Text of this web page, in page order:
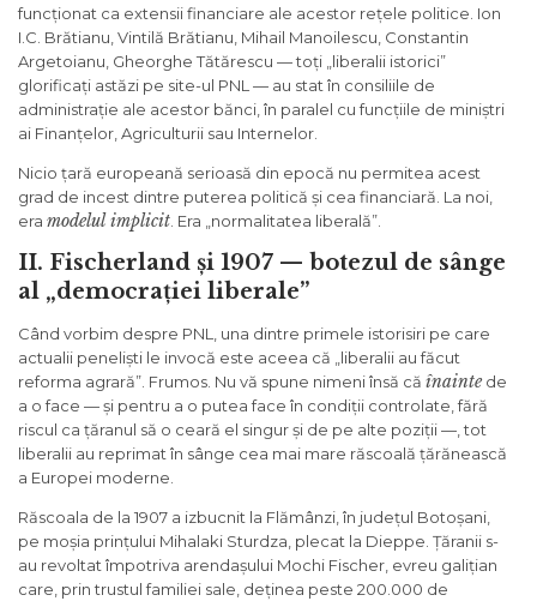
funcționat ca extensii financiare ale acestor rețele politice. Ion
I.C. Brătianu, Vintilă Brătianu, Mihail Manoilescu, Constantin
Argetoianu, Gheorghe Tătărescu — toți „liberalii istorici”
glorificați astăzi pe site-ul PNL — au stat în consiliile de
administrație ale acestor bănci, în paralel cu funcțiile de miniștri
ai Finanțelor, Agriculturii sau Internelor.
Nicio țară europeană serioasă din epocă nu permitea acest
grad de incest dintre puterea politică și cea financiară. La noi,
era modelul implicit . Era „normalitatea liberală”.
II. Fischerland și 1907 — botezul de sânge
al „democrației liberale”
Când vorbim despre PNL, una dintre primele istorisiri pe care
actualii peneliști le invocă este aceea că „liberalii au făcut
reforma agrară”. Frumos. Nu vă spune nimeni însă că înaintede
a o face — și pentru a o putea face în condiții controlate, fără
riscul ca țăranul să o ceară el singur și de pe alte poziții —, tot
liberalii au reprimat în sânge cea mai mare răscoală țărănească
a Europei moderne.
Răscoala de la 1907 a izbucnit la Flămânzi, în județul Botoșani,
pe moșia prințului Mihalaki Sturdza, plecat la Dieppe. Țăranii s-
au revoltat împotriva arendașului Mochi Fischer, evreu galițian
care, prin trustul familiei sale, deținea peste 200.000 de